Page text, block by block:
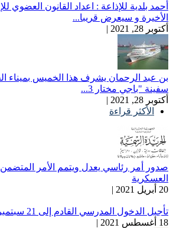
أحمد بلدية للإذاعة : اعداد القانون العضوي
الأخيرة و سيعرض قريبا...
أكتوبر 28, 2021 |
بن عبد الرحمان يشرف هذا الخميس بميناء
سفينة "باجي مختار 3...
أكتوبر 28, 2021 |
الأكثر قراءة
صدور أمر رئاسي يعدل ويتمم الأمر
العسكرية
20 أبريل 2021 |
تأجيل الدخول المدرسي القادم إلى 21 سبتمبر
18 أغسطس 2021 |